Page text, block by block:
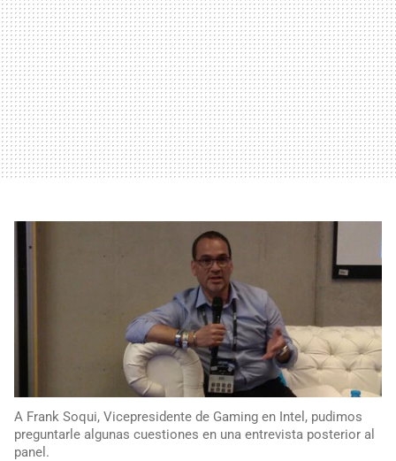
A Frank Soqui, Vicepresidente de Gaming en Intel, pudimos
preguntarle algunas cuestiones en una entrevista posterior al
panel.